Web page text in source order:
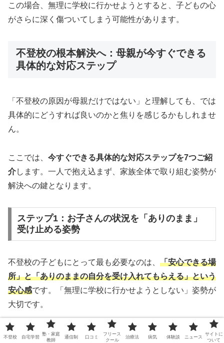
この場合、無理に学校に行かせようとすると、子どもの心
がさらに深く傷ついてしまう可能性があります。
不登校の根本解決へ：母親が今すぐできる
具体的な対応ステップ
「不登校の原因が母親だけではない」と理解しても、では
具体的にどうすれば良いのかと焦りを感じるかもしれませ
ん。
ここでは、 今すぐできる具体的な対応ステップを7つご紹
介します。一人で抱え込まず、家族全体で取り組む姿勢が
解決への鍵となります。
ステップ1：お子さんの状況を「ありのまま」
受け止める姿勢
不登校の子どもにとって最も必要なのは、 「安心できる場
所」と「ありのままの自分を受け入れてもらえる」という
安心感です。「無理に学校に行かせようとしない」姿勢が
大切です。
現状の受容
不登校 自宅学習
塾・家庭
教師
通信制 口コミ
フリース
クール
治療法 病気 体験談 ニュース
サイトに
ついて